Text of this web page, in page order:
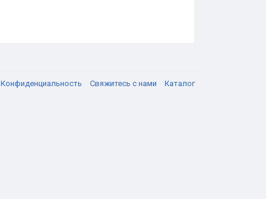
Конфиденциальность Свяжитесь с нами Каталог